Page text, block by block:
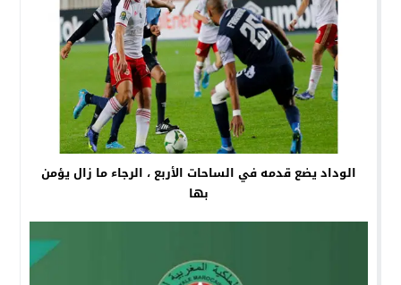
الوداد يضع قدمه في الساحات الأربع ، الرجاء ما زال يؤمن
بها